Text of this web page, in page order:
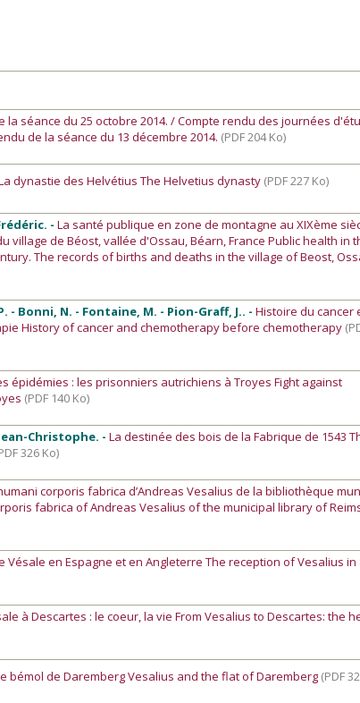
la séance du 25 octobre 2014. / Compte rendu des journées
de la séance du 13 décembre 2014. (PDF 204 Ko)
dynastie des Helvétius The Helvetius dynasty (PDF 227 Ko)
-La santé publique en zone de montagne au XIXème
village de Béost, vallée d'Ossau, Béarn, France Public health in
The records of births and deaths in the village of Beost,
- Bonni, N. - Fontaine, M. - Pion-Graff, J.. -Histoire du cancer
History of cancer and chemotherapy before chemotherapy
épidémies : les prisonniers autrichiens à Troyes Fight against
(PDF 140 Ko)
Christophe. -La destinée des bois de la Fabrique de 1543
326 Ko)
corporis fabrica d’Andreas Vesalius de la bibliothèque
fabrica of Andreas Vesalius of the municipal library of
Vésale en Espagne et en Angleterre The reception of Vesalius in
à Descartes : le coeur, la vie From Vesalius to Descartes: the
bémol de Daremberg Vesalius and the flat of Daremberg (PDF